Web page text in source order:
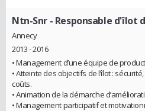
Ntn-Snr - Responsable d'îlot
Annecy
2013 - 2016
• Management d’une équipe de
• Atteinte des objectifs de l’îlot :
coûts.
• Animation de la démarche
• Management participatif et